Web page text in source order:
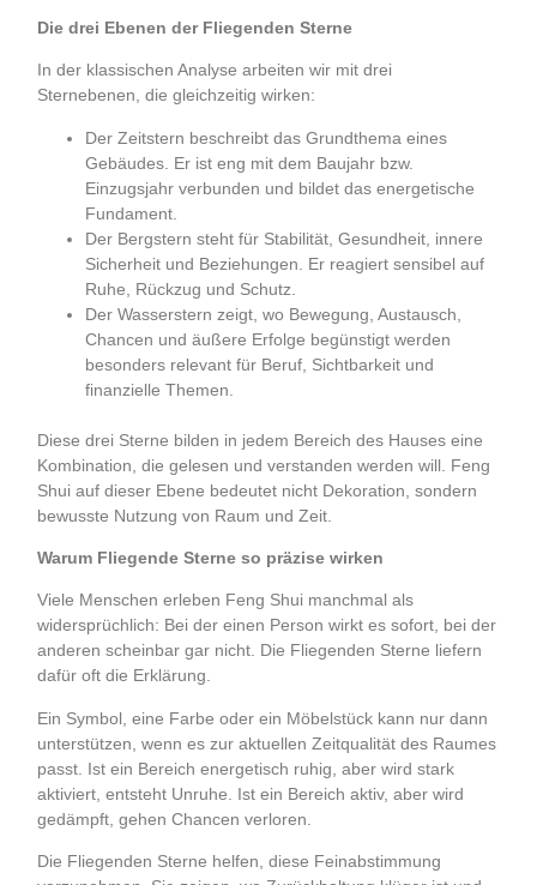
Die drei Ebenen der Fliegenden Sterne
In der klassischen Analyse arbeiten wir mit drei
Sternebenen, die gleichzeitig wirken:
Der Zeitstern beschreibt das Grundthema eines
Gebäudes. Er ist eng mit dem Baujahr bzw.
Einzugsjahr verbunden und bildet das energetische
Fundament.
Der Bergstern steht für Stabilität, Gesundheit, innere
Sicherheit und Beziehungen. Er reagiert sensibel auf
Ruhe, Rückzug und Schutz.
Der Wasserstern zeigt, wo Bewegung, Austausch,
Chancen und äußere Erfolge begünstigt werden
besonders relevant für Beruf, Sichtbarkeit und
finanzielle Themen.
Diese drei Sterne bilden in jedem Bereich des Hauses eine
Kombination, die gelesen und verstanden werden will. Feng
Shui auf dieser Ebene bedeutet nicht Dekoration, sondern
bewusste Nutzung von Raum und Zeit.
Warum Fliegende Sterne so präzise wirken
Viele Menschen erleben Feng Shui manchmal als
widersprüchlich: Bei der einen Person wirkt es sofort, bei der
anderen scheinbar gar nicht. Die Fliegenden Sterne liefern
dafür oft die Erklärung.
Ein Symbol, eine Farbe oder ein Möbelstück kann nur dann
unterstützen, wenn es zur aktuellen Zeitqualität des Raumes
passt. Ist ein Bereich energetisch ruhig, aber wird stark
aktiviert, entsteht Unruhe. Ist ein Bereich aktiv, aber wird
gedämpft, gehen Chancen verloren.
Die Fliegenden Sterne helfen, diese Feinabstimmung